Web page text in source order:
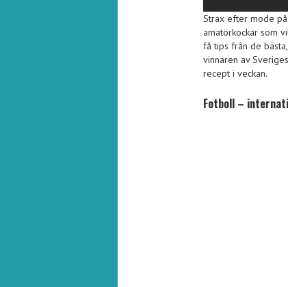
Strax efter mode
amatörkockar som
få tips från de
vinnaren av
recept i veckan.
Fotboll –